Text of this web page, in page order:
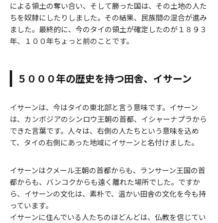
による領土の奪い合い、そして勝った国は、その土地の人た
ちを奴隷にしたりしました。その結果、民族間の混合が進み
ました。最終的に、今のタイの領土が確定したのが１８９３
年、１００年ちょっと前のことです。
５０００年の歴史を持つ田舎、イサーン
イサーンは、今はタイの東北部と言う意味です。イサーン
は、カンボジアのシンロウ王朝の首都、イシャーナプラから
できた言葉です。人々は、右側の人たちという意味を込め
て、タイの右側にあった地域にイサーンと名付けました。
イサーンはクメール王朝の首都からも、ランサーン王国の首
都からも、バンコクからも遠く離れた場所でした。ですか
ら、イサーンの文化は、素朴で、温かい田舎の文化を今も持
っています。
イサーンに住んでいる人たちのほどんどは、仏教を信じてい